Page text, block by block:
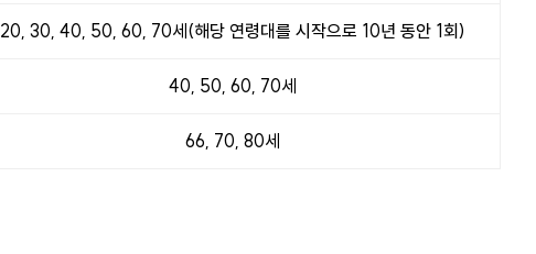
20, 30, 40, 50, 60, 70세(해당 연령대를 시작으로 10년 동안 1회)
40, 50, 60, 70세
66, 70, 80세